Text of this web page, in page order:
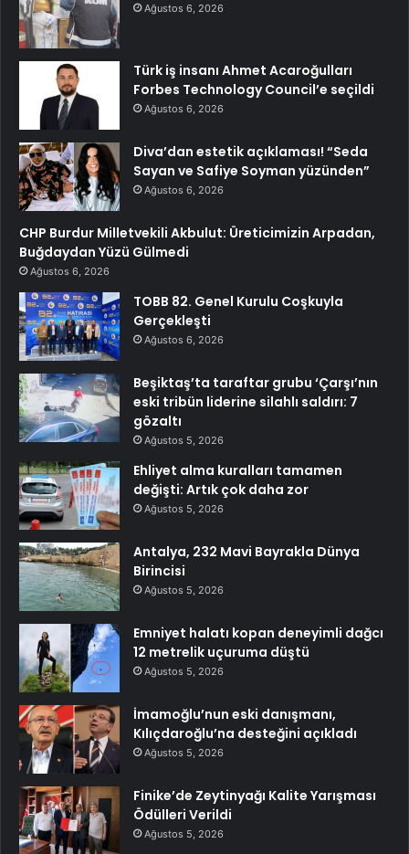
Ağustos 6, 2026
Türk iş insanı Ahmet Acaroğulları
Forbes Technology Council’e seçildi
Ağustos 6, 2026
Diva’dan estetik açıklaması! “Seda
Sayan ve Safiye Soyman yüzünden”
Ağustos 6, 2026
CHP Burdur Milletvekili Akbulut: Üreticimizin Arpadan,
Buğdaydan Yüzü Gülmedi
Ağustos 6, 2026
TOBB 82. Genel Kurulu Coşkuyla
Gerçekleşti
Ağustos 6, 2026
Beşiktaş’ta taraftar grubu ‘Çarşı’nın
eski tribün liderine silahlı saldırı: 7
gözaltı
Ağustos 5, 2026
Ehliyet alma kuralları tamamen
değişti: Artık çok daha zor
Ağustos 5, 2026
Antalya, 232 Mavi Bayrakla Dünya
Birincisi
Ağustos 5, 2026
Emniyet halatı kopan deneyimli dağcı
12 metrelik uçuruma düştü
Ağustos 5, 2026
İmamoğlu’nun eski danışmanı,
Kılıçdaroğlu’na desteğini açıkladı
Ağustos 5, 2026
Finike’de Zeytinyağı Kalite Yarışması
Ödülleri Verildi
Ağustos 5, 2026